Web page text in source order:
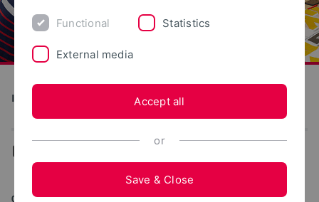
Institut für Wissenschaftsdialog
04/28/2026
Functional Statistics
External media
Accept all
or
Save & Close